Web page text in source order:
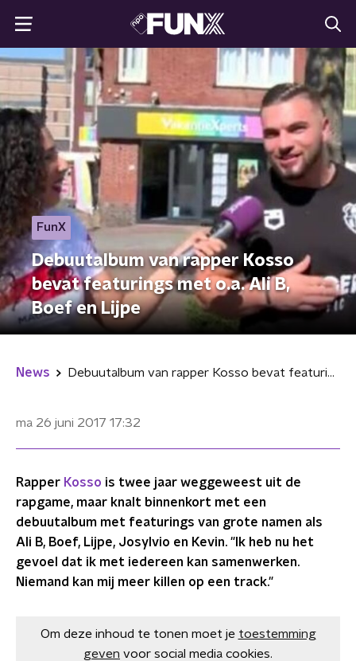
FunX
Debuutalbum van rapper Kosso
bevat featurings met o.a. Ali B,
Boef en Lijpe
News Debuutalbum van rapper Kosso bevat featurings met o.a. Ali B, Boef en Lijpe
ma 26 juni 2017 17:32
Rapper Kosso is twee jaar weggeweest uit de
rapgame, maar knalt binnenkort met een
debuutalbum met featurings van grote namen als
Ali B, Boef, Lijpe, Josylvio en Kevin. "Ik heb nu het
gevoel dat ik met iedereen kan samenwerken.
Niemand kan mij meer killen op een track."
Om deze inhoud te tonen moet je toestemming
geven voor social media cookies.